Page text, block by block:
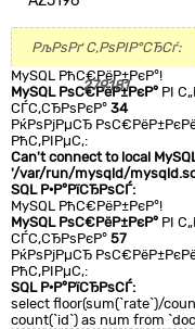
РљРѕРґ С‚РѕРІР°СЂСѓ:
279181
MySQL РћС€РёР±РєР°!
MySQL РѕС€РёР±РєР° РІ
СЃС‚СЂРѕРєР° 34
РќРѕРјРµСЂ
РћС‚РІРµС‚:
Can't connect to local
'/var/run/mysqld/
SQL Р·Р°РїСЂРѕСЃ:
MySQL РћС€РёР±РєР°!
MySQL РѕС€РёР±РєР° РІ
СЃС‚СЂРѕРєР° 57
РќРѕРјРµСЂ
РћС‚РІРµС‚:
SQL Р·Р°РїСЂРѕСЃ:
select floor(sum(`rate`)/
count(`id`) as num from